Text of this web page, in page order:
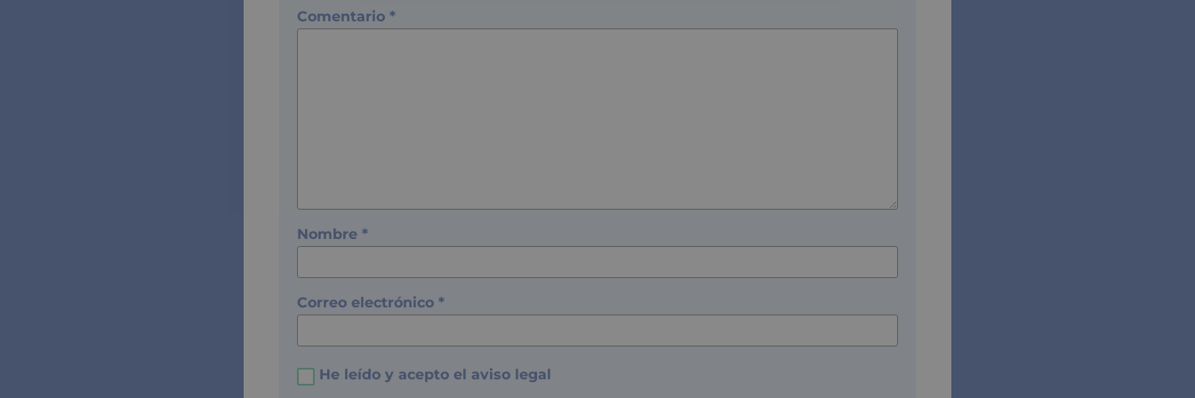
Comentario *
Nombre *
Correo electrónico *
He leído y acepto el aviso legal